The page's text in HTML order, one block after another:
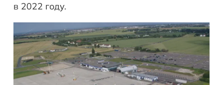
в 2022 году.